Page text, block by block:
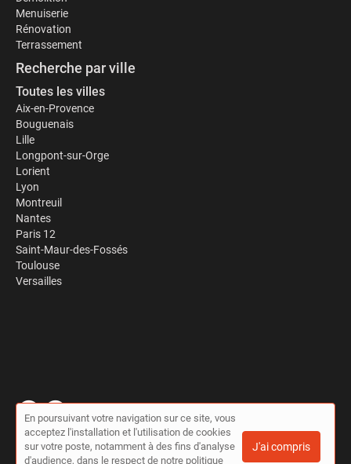
Menuiserie
Rénovation
Terrassement
Recherche par ville
Toutes les villes
Aix-en-Provence
Bouguenais
Lille
Longpont-sur-Orge
Lorient
Lyon
Montreuil
Nantes
Paris 12
Saint-Maur-des-Fossés
Toulouse
Versailles
© Travaux à la pelle 2026 |Plan du site|Mon compte
Contact
Conditions générales d'utilisation|Politique de confidentialité
En poursuivant votre navigation sur ce site, vous
acceptez l'installation et l'utilisation de cookies
sur votre poste, notamment à des fins d'analyse
d'audience, dans le respect de notre politique
J'ai compris